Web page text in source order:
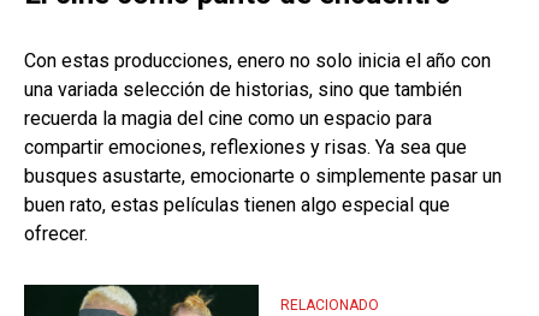
Con estas producciones, enero no solo inicia el año con
una variada selección de historias, sino que también
recuerda la magia del cine como un espacio para
compartir emociones, reflexiones y risas. Ya sea que
busques asustarte, emocionarte o simplemente pasar un
buen rato, estas películas tienen algo especial que
ofrecer.
RELACIONADO